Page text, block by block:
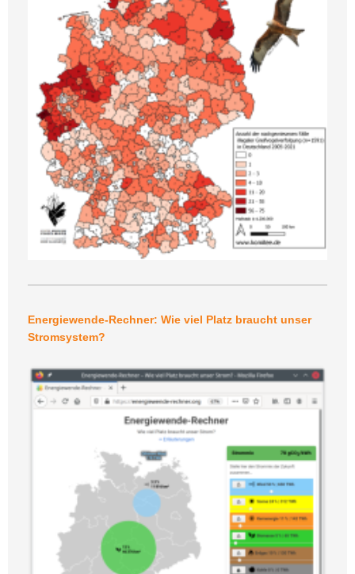
Energiewende-Rechner: Wie viel Platz braucht unser
Stromsystem?